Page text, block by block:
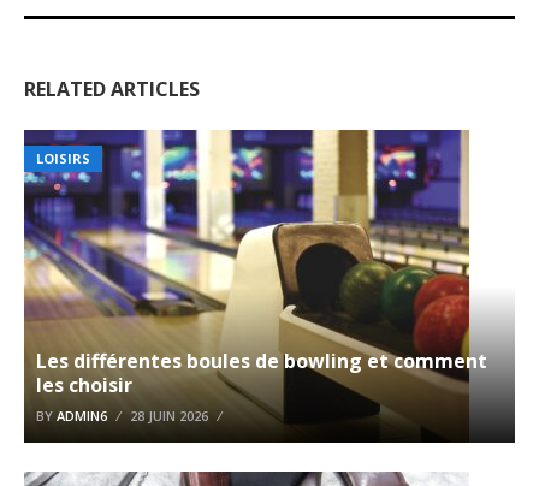
RELATED ARTICLES
LOISIRS
Les différentes boules de bowling et comment
les choisir
BY ADMIN6 28 JUIN 2026